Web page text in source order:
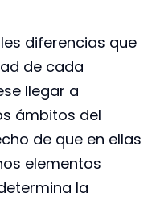
diferencias que
de cada
llegar a
ámbitos del
de que en ellas
elementos
la